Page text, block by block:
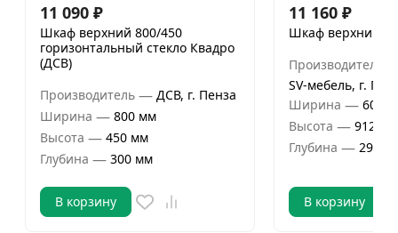
11 090 ₽
Шкаф верхний 800/450
горизонтальный стекло Квадро
(ДСВ)
Производитель — ДСВ, г. Пенза
Ширина — 800 мм
Высота — 450 мм
Глубина — 300 мм
В корзину
11 160 ₽
Шкаф верхний
Производитель
SV-мебель, г.
Ширина — 600
Высота — 912 мм
Глубина — 296
В корзину